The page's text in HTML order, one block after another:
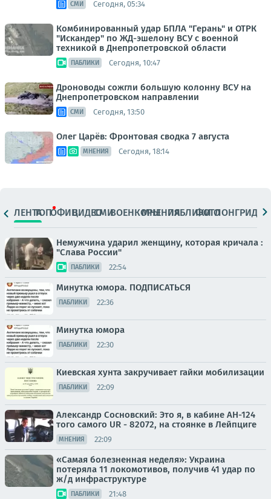
СМИ Сегодня, 05:34
Комбинированный удар БПЛА "Герань" и ОТРК
"Искандер" по ЖД-эшелону ВСУ с военной
техникой в Днепропетровской области
ПАБЛИКИ Сегодня, 10:47
Дроноводы сожгли большую колонну ВСУ на
Днепропетровском направлении
СМИ Сегодня, 13:50
Олег Царёв: Фронтовая сводка 7 августа
МНЕНИЯ Сегодня, 18:14
ЛЕНТАТОПОФИЦ.ВИДЕОСМИВОЕНКОРЫМНЕНИЯПАБЛИКИ
ФОТОЛОНГРИДЫ
Немужчина ударил женщину, которая кричала :
"Слава России"
ПАБЛИКИ 22:54
Минутка юмора. ПОДПИСАТЬСЯ
ПАБЛИКИ 22:36
Минутка юмора
ПАБЛИКИ 22:30
Киевская хунта закручивает гайки мобилизации
ПАБЛИКИ 22:09
Александр Сосновский: Это я, в кабине АН-124
того самого UR - 82072, на стоянке в Лейпциге
МНЕНИЯ 22:09
«Самая болезненная неделя»: Украина
потеряла 11 локомотивов, получив 41 удар по
ж/д инфраструктуре
ПАБЛИКИ 21:48